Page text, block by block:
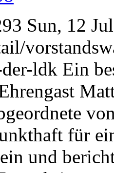
Sun, 12
ldk Ein
für
und